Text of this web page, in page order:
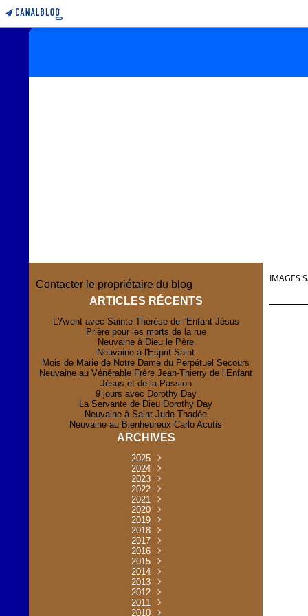
Contacter le propriétaire du blog
ARTICLES RÉCENTS
L'Avent avec Sainte Thérèse de l'Enfant Jésus
Prière pour les morts de la rue
Neuvaine à Dieu le Père
Neuvaine à l'Esprit Saint
Mois de Marie de Notre Dame du Perpétuel Secours
Neuvaine au Vénérable Frère Jean-Thierry de l’Enfant
Jésus et de la Passion
9 jours avec Dorothy Day
La Servante de Dieu Dorothy Day
Neuvaine à Saint Jude Thadée
Neuvaine au Bienheureux Carlo Acutis
ARCHIVES
2025
Novembre
Juillet(1)
Mai
(1)
Avril
(1)
Janvier(1)
2024
Novembre
Octobre
Août
(1)
Mai
(8)
Avril
(2)
Mars
(1)
Février(1)
Janvier(2)
2023
Décembre
Novembre
Octobre
Juin
(29)
Mai (31)
Avril
(2)
2022
Décembre
Novembre
Octobre
Août
(33)
Juillet
(32)
Juin
(1)
Mai (35)
Avril
(31)
Mars
(32)
Février(2)
Janvier(30)
2021
Décembre
Novembre
Octobre(30)
Septembre
Août
(30)
Juillet(2)
Mai (30)
Avril
(3)
2020
Décembre
Novembre
Octobre(17)
Septembre
Mai (30)
Avril
(13)
Mars
(1)
2019
Octobre
Mai (30)
Avril
(5)
Mars
(31)
Février(3)
2018
Décembre
Novembre
Octobre
Août
(2)
Juin
(5)
Mai (30)
Avril
(31)
Mars
(3)
2017
Décembre
Novembre
Octobre
Août
(30)
Juillet
(33)
Juin
(4)
Mai (32)
2016
Décembre
Novembre
Octobre
Septembre
Août
(2)
Juin
(4)
2015
Décembre
Novembre
Octobre
Septembre
Août
(4)
2014
Septembre
Août
(3)
Juillet(6)
Juin
(31)
2013
Décembre
Novembre
Octobre
2012
Décembre
Novembre
2011
Décembre
2010
IMAGES